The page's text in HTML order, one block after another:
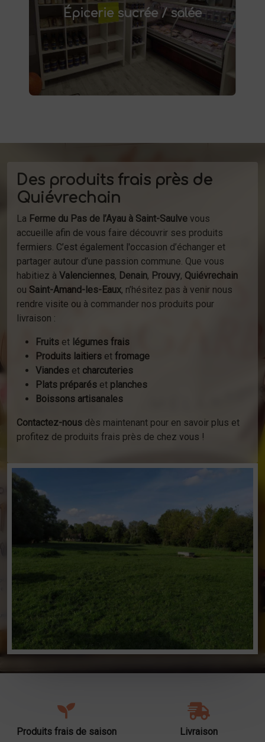
Épicerie sucrée / salée
Saint-Saulve
. Confitures artisanales,
conserves maison, plats préparés et bien
d'autres produits fermiers vous attendent.
Profitez de la vente directe de
produits
d'épicerie
à la ferme ou de notre service de
livraison.
Des produits frais près de
Quiévrechain
La Ferme du Pas de l’Ayau à Saint-Saulve vous
accueille afin de vous faire découvrir ses produits
fermiers. C’est également l'occasion d’échanger et
partager autour d’une passion commune. Que vous
habitiez à Valenciennes, Denain, Prouvy, Quiévrechain
ou Saint-Amand-les-Eaux, n’hésitez pas à venir nous
rendre visite ou à commander nos produits pour
livraison :
Fruits et légumes frais
Produits laitiers et fromage
Viandes et charcuteries
Plats préparés et planches
Boissons artisanales
Contactez-nous dès maintenant pour en savoir plus et
profitez de produits frais près de chez vous !
Produits frais de saison Livraison